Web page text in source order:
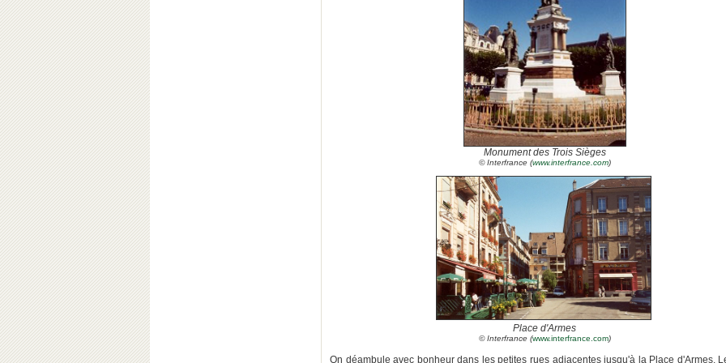
Monument des Trois Sièges
© Interfrance (www.interfrance.com)
Place d'Armes
© Interfrance (www.interfrance.com)
On déambule avec bonheur dans les petites rues adjacentes jusqu'à la Place d'Armes.